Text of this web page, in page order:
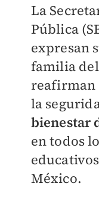
La
Pública
expresan
familia
reafirman
la
bienestar
en todos
México.